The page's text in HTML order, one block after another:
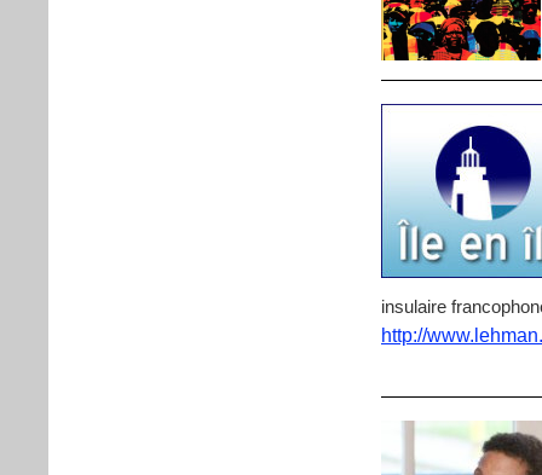
insulaire
http://